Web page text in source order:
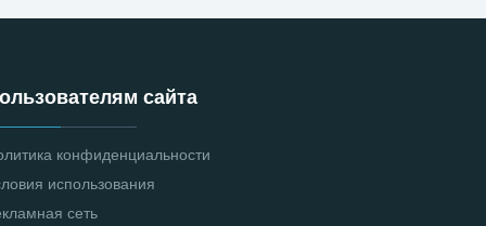
сайта
конфиденциальности
использования
сеть